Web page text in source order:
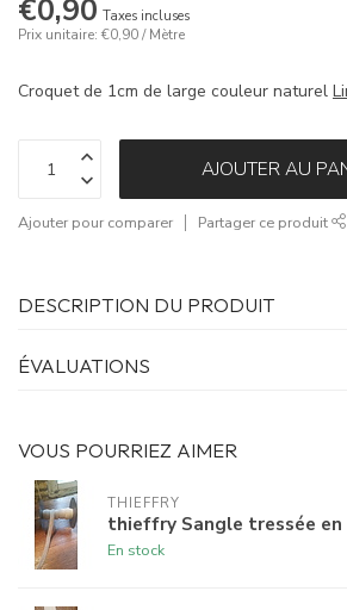
€0,90 Taxes incluses
Prix unitaire: €0,90 / Mètre
Croquet de 1cm de large couleur naturel
AJOUTER AU
Ajouter pour comparer Partager ce produit
DESCRIPTION DU PRODUIT
ÉVALUATIONS
VOUS POURRIEZ AIMER
THIEFFRY
thieffry Sangle tressée en
En stock